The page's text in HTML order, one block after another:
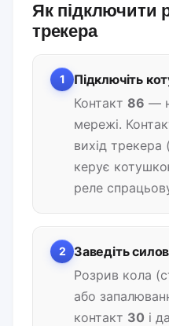
Як підключити
трекера
1
Підключіть
Контакт 86 —
мережі.
вихід трекера
керує
реле
2
Заведіть
Розрив кола
або
контакт 30 і